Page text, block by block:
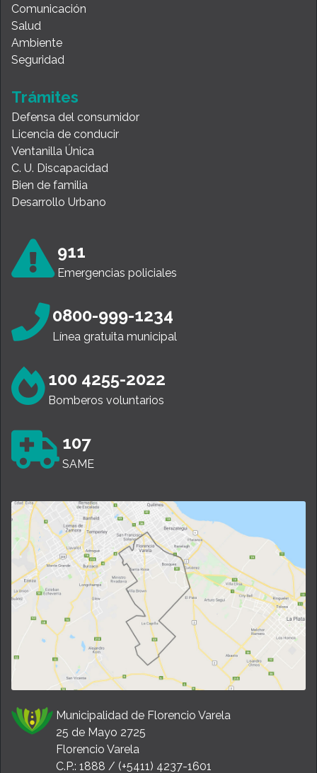
Comunicación
Salud
Ambiente
Seguridad
Trámites
Defensa del consumidor
Licencia de conducir
Ventanilla Única
C. U. Discapacidad
Bien de familia
Desarrollo Urbano
911
Emergencias policiales
0800-999-1234
Línea gratuita municipal
100 4255-2022
Bomberos voluntarios
107
SAME
Municipalidad de Florencio Varela
25 de Mayo 2725
Florencio Varela
C.P.: 1888 / (+5411) 4237-1601